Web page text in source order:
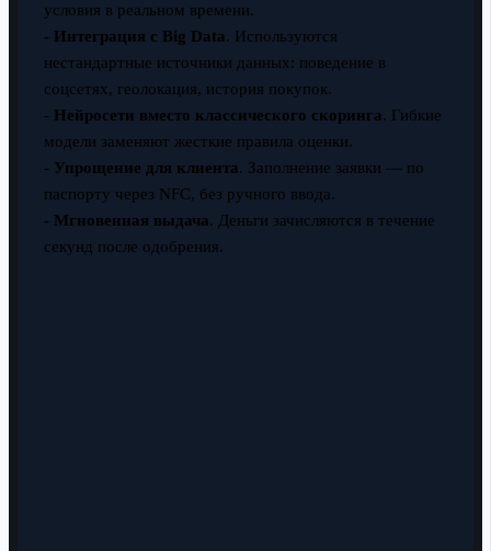
условия в реальном времени.
- Интеграция с Big Data. Используются
нестандартные источники данных: поведение в
соцсетях, геолокация, история покупок.
- Нейросети вместо классического скоринга. Гибкие
модели заменяют жесткие правила оценки.
- Упрощение для клиента. Заполнение заявки — по
паспорту через NFC, без ручного ввода.
- Мгновенная выдача. Деньги зачисляются в течение
секунд после одобрения.